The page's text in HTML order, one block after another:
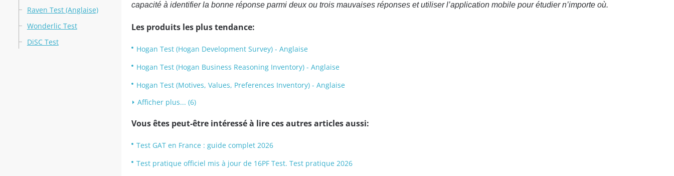
Raven Test (Anglaise)
Wonderlic Test
DiSC Test
capacité à identifier la bonne réponse parmi deux ou trois mauvaises réponses et utiliser l’application mobile pour étudier n’importe où.
Les produits les plus tendance:
Hogan Test (Hogan Development Survey) - Anglaise
Hogan Test (Hogan Business Reasoning Inventory) - Anglaise
Hogan Test (Motives, Values, Preferences Inventory) - Anglaise
Afficher plus... (6)
Vous êtes peut-être intéressé à lire ces autres articles aussi:
Test GAT en France : guide complet 2026
Test pratique officiel mis à jour de 16PF Test. Test pratique 2026